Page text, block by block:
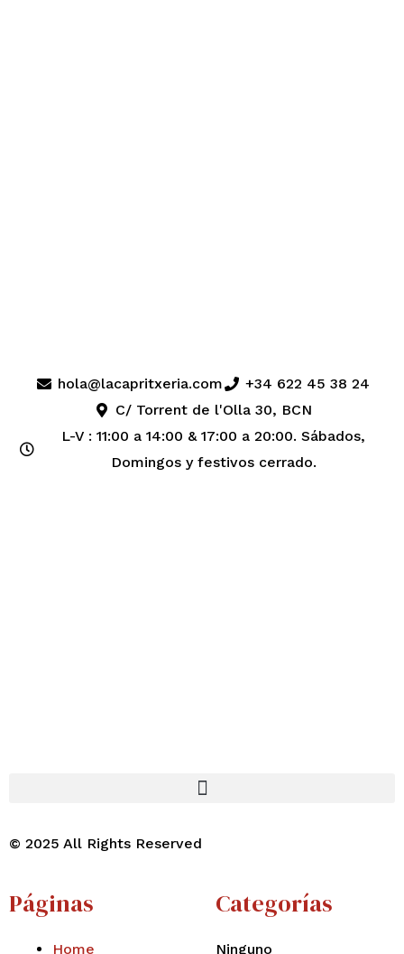
hola@lacapritxeria.com
+34 622 45 38 24
C/ Torrent de l'Olla 30, BCN
L-V : 11:00 a 14:00 & 17:00 a 20:00. Sábados,
Domingos y festivos cerrado.
© 2025 All Rights Reserved
Páginas
Home
Categorías
Ninguno